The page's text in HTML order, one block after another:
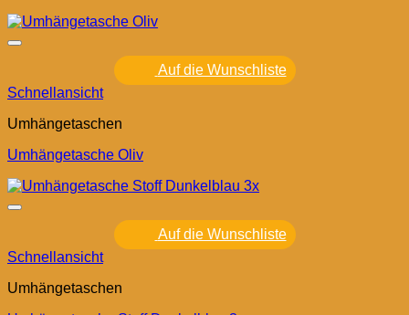
Auf die Wunschliste
Schnellansicht
Umhängetaschen
Umhängetasche Oliv
Auf die Wunschliste
Schnellansicht
Umhängetaschen